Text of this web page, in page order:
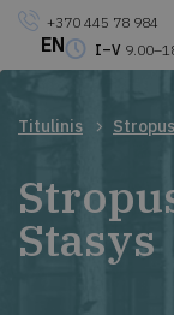
+370 445 78 984
I–V
EN
Titulinis
Stasys